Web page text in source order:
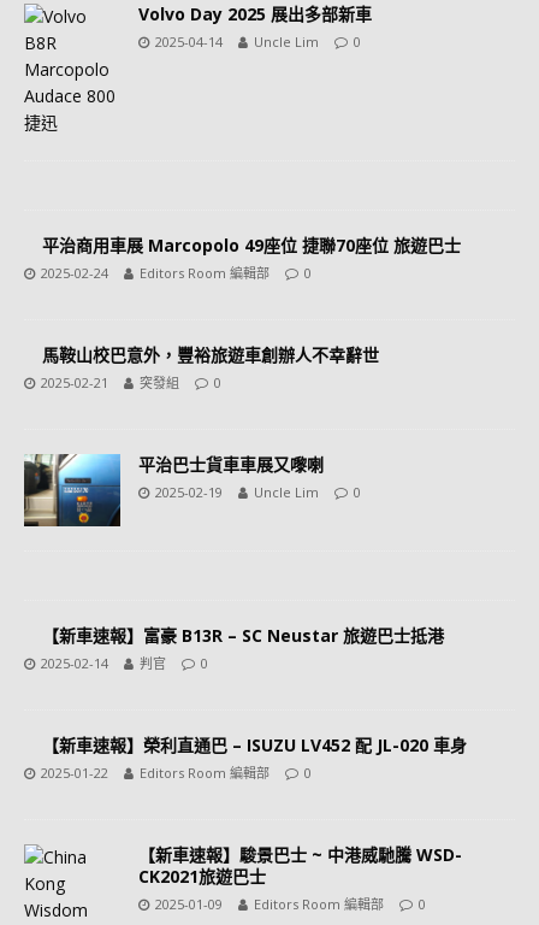
Volvo Day 2025 展出多部新車
2025-04-14 Uncle Lim 0
平治商用車展 Marcopolo 49座位 捷聯70座位 旅遊巴士
2025-02-24 Editors Room 編輯部 0
馬鞍山校巴意外，豐裕旅遊車創辦人不幸辭世
2025-02-21 突發組 0
平治巴士貨車車展又嚟喇
2025-02-19 Uncle Lim 0
【新車速報】富豪 B13R – SC Neustar 旅遊巴士抵港
2025-02-14 判官 0
【新車速報】榮利直通巴 – ISUZU LV452 配 JL-020 車身
2025-01-22 Editors Room 編輯部 0
【新車速報】駿景巴士 ~ 中港威馳騰 WSD-
CK2021旅遊巴士
2025-01-09 Editors Room 編輯部 0